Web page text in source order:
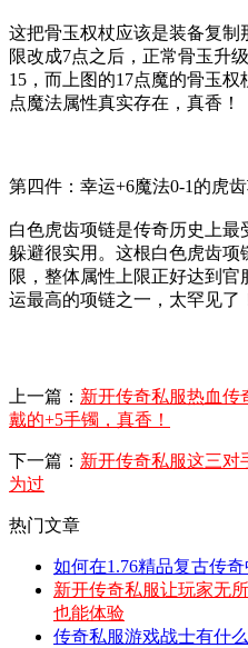
这把骨玉权杖应该是装备复
限改成7点之后，正常骨玉升
15，而上图的17点魔的骨玉
点魔法属性真实存在，真香！
第四件：幸运+6魔法0-1的虎
白色虎齿项链是传奇历史上最
躲避很实用。这根白色虎齿项
限，整体属性上限正好达到
运最高的项链之一，太罕见了
上一篇： 新开传奇私服热血传
戴的+5手镯，真香！
下一篇： 新开传奇私服这三对
为过
热门文章
如何在1.76精品复古传奇
新开传奇私服让玩家无
也能体验
传奇私服游戏战士有什